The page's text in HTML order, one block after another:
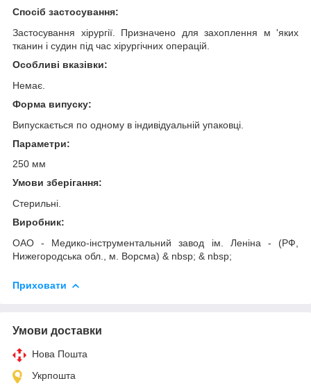
Спосіб застосування:
Застосування хірургії. Призначено для захоплення м 'яких
тканин і судин під час хірургічних операцій.
Особливі вказівки:
Немає.
Форма випуску:
Випускається по одному в індивідуальній упаковці.
Параметри:
250 мм
Умови зберігання:
Стерильні.
Виробник:
OAO - Медико-інструментальний завод ім. Леніна - (РФ,
Нижегородська обл., м. Ворсма) & nbsp; & nbsp;
Приховати
Умови доставки
Нова Пошта
Укрпошта